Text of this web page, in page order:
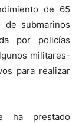
de 65
de submarinos
por policías
militares-
para realizar
ha prestado